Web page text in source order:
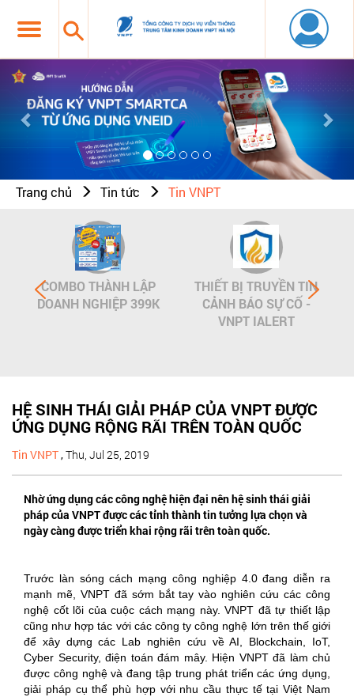
Previous
Trang chủ Tin tức Tin VNPT
COMBO THÀNH LẬP
DOANH NGHIỆP 399K
THIẾT BỊ TRUYỀN TIN
CẢNH BÁO SỰ CỐ -
VNPT IALERT
HỆ SINH THÁI GIẢI PHÁP CỦA VNPT ĐƯỢC
ỨNG DỤNG RỘNG RÃI TRÊN TOÀN QUỐC
Tin VNPT,Thu, Jul 25, 2019
Nhờ ứng dụng các công nghệ hiện đại nên hệ sinh thái giải
pháp của VNPT được các tỉnh thành tin tưởng lựa chọn và
ngày càng được triển khai rộng rãi trên toàn quốc.
Trước làn sóng cách mạng công nghiệp 4.0 đang diễn ra
mạnh mẽ, VNPT đã sớm bắt tay vào nghiên cứu các công
nghệ cốt lõi của cuộc cách mạng này. VNPT đã tự thiết lập
cũng như hợp tác với các công ty công nghệ lớn trên thế giới
để xây dựng các Lab nghiên cứu về AI, Blockchain, IoT,
Cyber Security, điện toán đám mây. Hiện VNPT đã làm chủ
được công nghệ và đang tập trung phát triển các ứng dụng,
giải pháp cụ thể phù hợp với nhu cầu thực tế tại Việt Nam